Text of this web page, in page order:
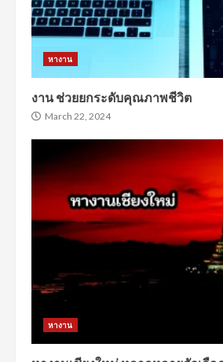
หางาน
งาน ช่วยยกระดับคุณภาพชีวิต
March 22, 2024
หางาน